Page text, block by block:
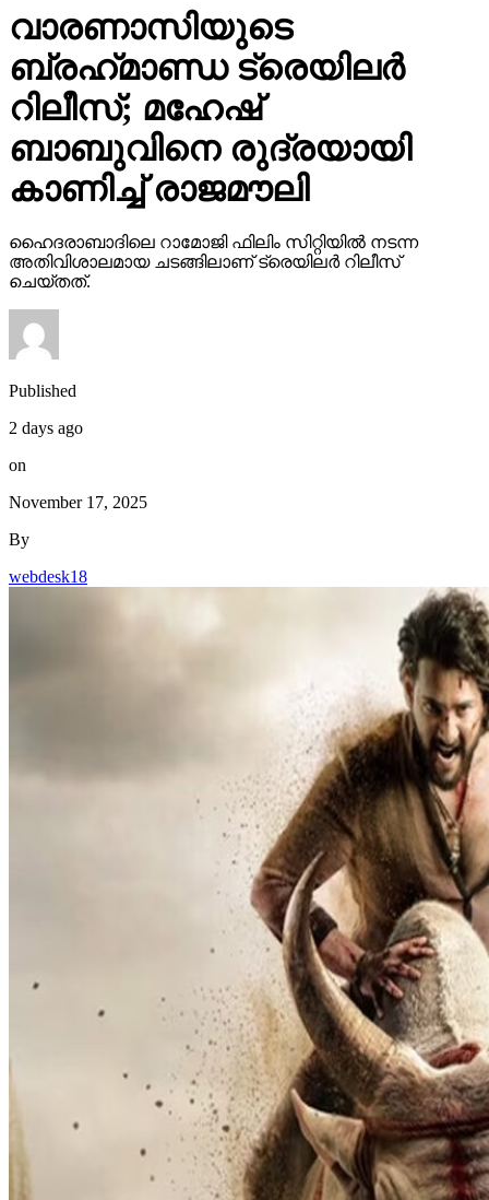
വാരണാസിയുടെ
ബ്രഹ്‌മാണ്ഡ ട്രെയിലര്‍
റിലീസ്; മഹേഷ്
ബാബുവിനെ രുദ്രയായി
കാണിച്ച് രാജമൗലി
ഹൈദരാബാദിലെ റാമോജി ഫിലിം സിറ്റിയില്‍ നടന്ന
അതിവിശാലമായ ചടങ്ങിലാണ് ട്രെയിലര്‍ റിലീസ്
ചെയ്തത്.
Published
2 days ago
on
November 17, 2025
By
webdesk18